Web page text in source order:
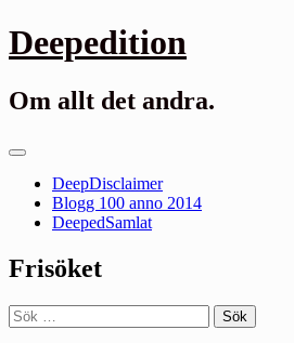
Gå
till
Deepedition
Om allt det andra.
Primär
DeepDisclaimer
Blogg 100 anno 2014
DeepedSamlat
Frisöket
Sök
efter: